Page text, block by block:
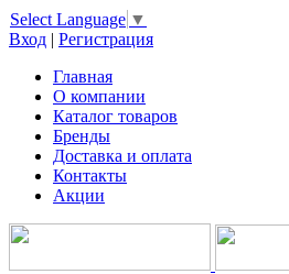
Select Language ▼
Вход | Регистрация
Главная
О компании
Каталог товаров
Бренды
Доставка и оплата
Контакты
Акции